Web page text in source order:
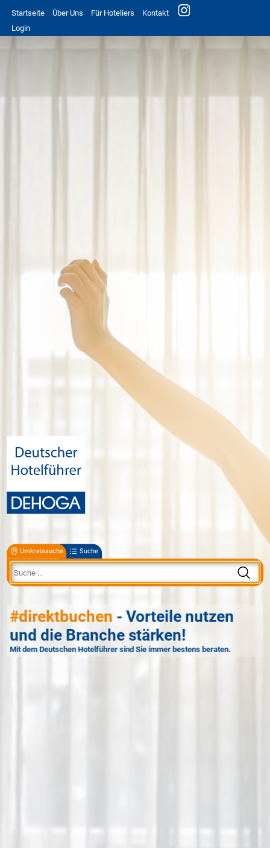
Startseite Über Uns Für Hoteliers
Kontakt
Login
Umkreissuche Suche
#direktbuchen - Vorteile nutzen
und die Branche stärken!
Mit dem Deutschen Hotelführer sind Sie immer bestens beraten.